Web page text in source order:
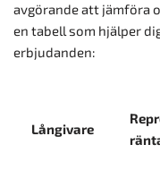
avgörande att jämföra
en tabell som hjälper
erbjudanden:
Långivare